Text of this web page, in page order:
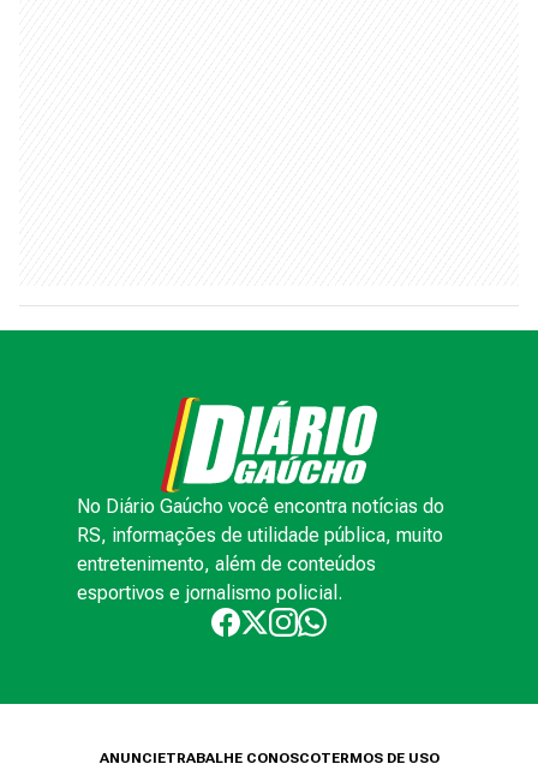
No Diário Gaúcho você encontra notícias do
RS, informações de utilidade pública, muito
entretenimento, além de conteúdos
esportivos e jornalismo policial.
ANUNCIETRABALHE CONOSCOTERMOS DE USO